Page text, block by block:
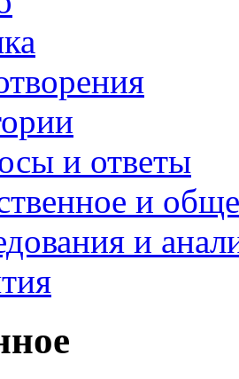
и ответы
и
и